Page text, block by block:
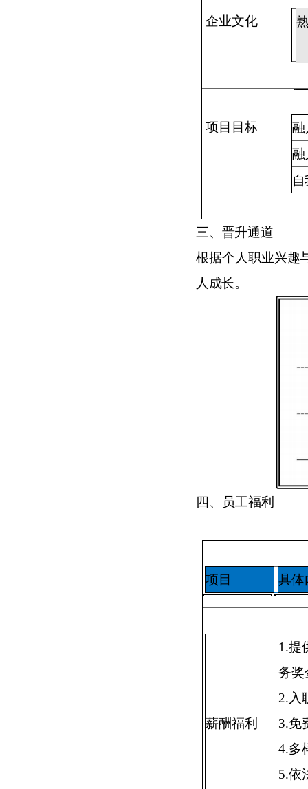
企业文化
项目目标
融
融
三、晋升通道
根据个人职业兴趣
人成长。
四 、员工福利
项目 具体
薪酬福利
1.提
务奖
2.入
3.免
4.多
5.依